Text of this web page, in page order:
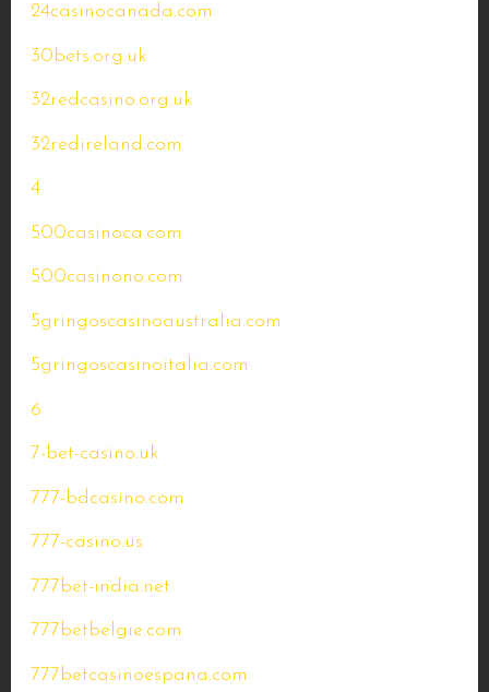
24casinocanada.com
30bets.org.uk
32redcasino.org.uk
32redireland.com
4
500casinoca.com
500casinono.com
5gringoscasinoaustralia.com
5gringoscasinoitalia.com
6
7-bet-casino.uk
777-bdcasino.com
777-casino.us
777bet-india.net
777betbelgie.com
777betcasinoespana.com